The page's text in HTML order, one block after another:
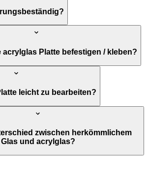
acrylglas Platte befestigen / kleben?
leicht zu bearbeiten?
zwischen herkömmlichem
Glas und acrylglas?